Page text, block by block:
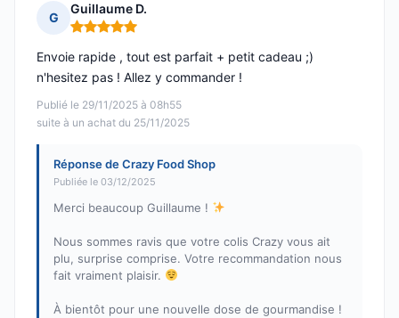
G
Guillaume D.
Note : 5 sur 5
Publié le 29/11/2025 à 08h55
suite à un achat du 25/11/2025
Envoie rapide , tout est parfait + petit cadeau ;)
n'hesitez pas ! Allez y commander !
Réponse de Crazy Food Shop
Publiée le 03/12/2025
Merci beaucoup Guillaume !
Nous sommes ravis que votre colis Crazy vous ait
plu, surprise comprise. Votre recommandation nous
fait vraiment plaisir.
À bientôt pour une nouvelle dose de gourmandise !